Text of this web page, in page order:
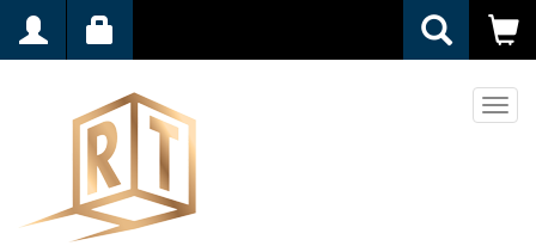
Menu